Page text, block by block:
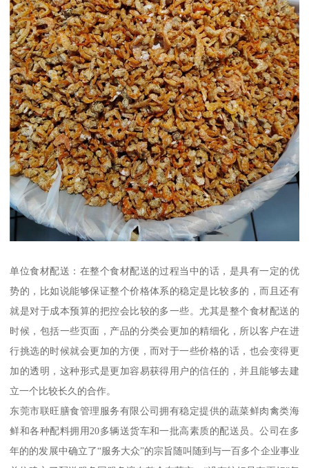
单位食材配送：在整个食材配送的过程当中的话，是具有一定的优
势的，比如说能够保证整个价格体系的稳定是比较多的，而且还有
就是对于成本预算的把控会比较的多一些。尤其是整个食材配送的
时候，包括一些页面，产品的分类会更加的精细化，所以客户在进
行挑选的时候就会更加的方便，而对于一些价格的话，也会变得更
加的透明，这种形式是更加容易获得用户的信任的，并且能够去建
立一个比较长久的合作。
东莞市联旺膳食管理服务有限公司拥有稳定提供的蔬菜鲜肉禽类海
鲜和各种配料拥用20多辆送货车和一批高素质的配送员。公司在多
年的的发展中确立了“服务大众”的宗旨随叫随到与一百多个企业事业